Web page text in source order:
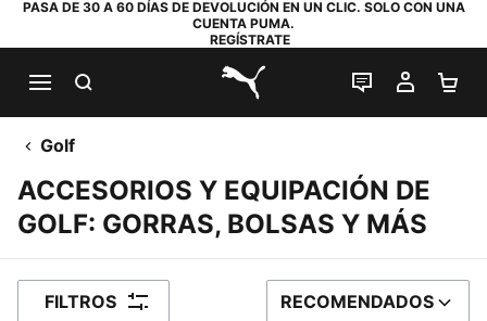
PASA DE 30 A 60 DÍAS DE DEVOLUCIÓN EN UN CLIC. SOLO CON UNA
CUENTA PUMA.
REGÍSTRATE
PUMA.com
CHAT EN
MI
Golf
ACCESORIOS Y EQUIPACIÓN DE
GOLF: GORRAS, BOLSAS Y MÁS
FILTROS ORDENAR POR
RECOMENDADOS